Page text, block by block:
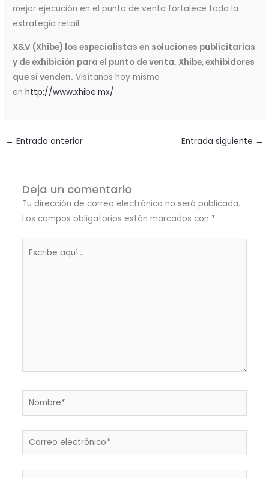
mejor ejecución en el punto de venta fortalece toda la
estrategia retail.
X&V (Xhibe) los especialistas en soluciones publicitarias
y de exhibición para el punto de venta. Xhibe, exhibidores
que sí venden. Visítanos hoy mismo
enhttp://www.xhibe.mx/
← Entrada anterior Entrada siguiente →
Deja un comentario
Tu dirección de correo electrónico no será publicada.
Los campos obligatorios están marcados con *
Nombre*
Correo
electrónico*